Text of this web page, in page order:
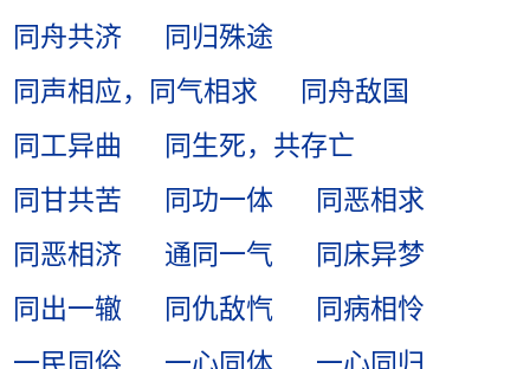
同舟共济
同归殊途
同声相应，同气相求
同舟敌国
同工异曲
同生死，共存亡
同甘共苦
同功一体
同恶相求
同恶相济
通同一气
同床异梦
同出一辙
同仇敌忾
同病相怜